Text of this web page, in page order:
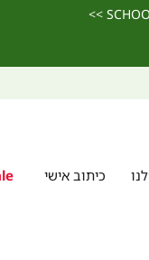
כיתוב אישי